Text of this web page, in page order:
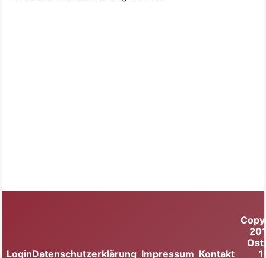
LoginDatenschutzerklärung Impressum Kontakt